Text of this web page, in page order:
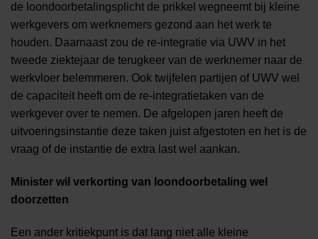
de loondoorbetalingsplicht de prikkel wegneemt bij kleine
werkgevers om werknemers gezond aan het werk te
houden. Daarnaast zou de re-integratie via UWV in het
tweede ziektejaar de terugkeer van de werknemer naar de
werkvloer belemmeren. Ook twijfelen partijen of UWV wel
de capaciteit heeft om de re-integratietaken van de
werkgever over te nemen. De afgelopen jaren heeft de
uitvoeringsinstantie deze taken juist afgestoten en het is de
vraag of de instantie de extra last wel aankan.
Minister wil verkorting van loondoorbetaling wel
doorzetten
Een ander kritiekpunt is dat lang niet alle kleine